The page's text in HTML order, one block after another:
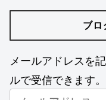
ブ
メールアドレスを
ルで受信できます。